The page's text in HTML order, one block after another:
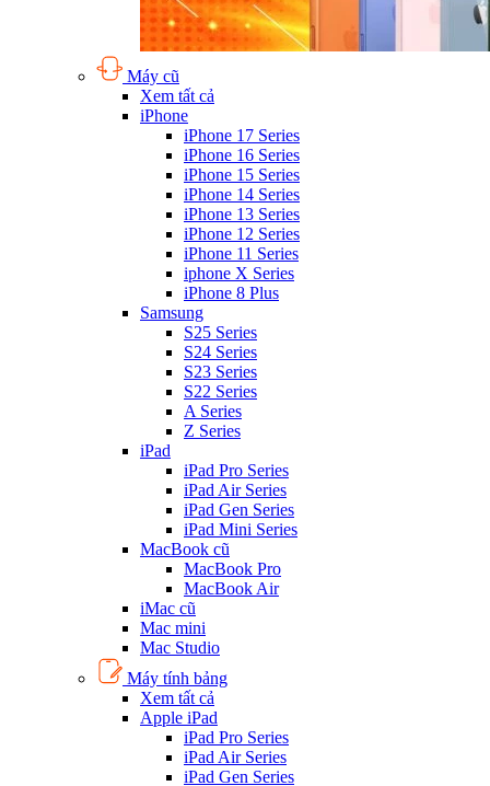
Máy cũ
Xem tất cả
iPhone
iPhone 17 Series
iPhone 16 Series
iPhone 15 Series
iPhone 14 Series
iPhone 13 Series
iPhone 12 Series
iPhone 11 Series
iphone X Series
iPhone 8 Plus
Samsung
S25 Series
S24 Series
S23 Series
S22 Series
A Series
Z Series
iPad
iPad Pro Series
iPad Air Series
iPad Gen Series
iPad Mini Series
MacBook cũ
MacBook Pro
MacBook Air
iMac cũ
Mac mini
Mac Studio
Máy tính bảng
Xem tất cả
Apple iPad
iPad Pro Series
iPad Air Series
iPad Gen Series